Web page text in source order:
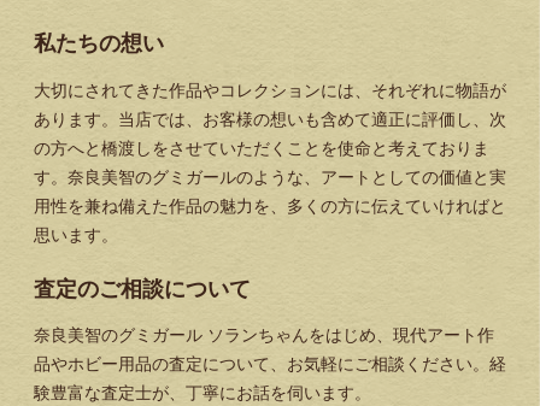
私たちの想い
大切にされてきた作品やコレクションには、それぞれに物語が
あります。当店では、お客様の想いも含めて適正に評価し、次
の方へと橋渡しをさせていただくことを使命と考えておりま
す。奈良美智のグミガールのような、アートとしての価値と実
用性を兼ね備えた作品の魅力を、多くの方に伝えていければと
思います。
査定のご相談について
奈良美智のグミガール ソランちゃんをはじめ、現代アート作
品やホビー用品の査定について、お気軽にご相談ください。経
験豊富な査定士が、丁寧にお話を伺います。